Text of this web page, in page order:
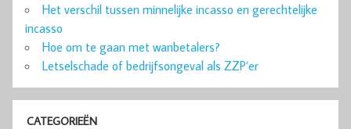
Het verschil tussen minnelijke incasso en gerechtelijke
incasso
Hoe om te gaan met wanbetalers?
Letselschade of bedrijfsongeval als ZZP’er
CATEGORIEËN